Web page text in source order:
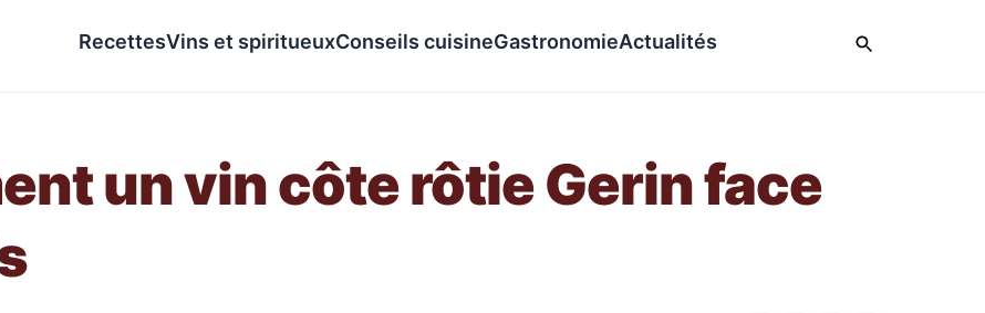
RecettesVins et spiritueuxConseils cuisineGastronomieActualités
un vin côte rôtie Gerin face